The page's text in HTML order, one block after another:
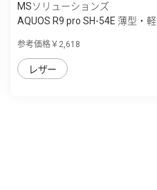
MSソリューションズ
AQUOS R9 pro SH-54E 薄型・軽
参考価格￥2,618
レザー